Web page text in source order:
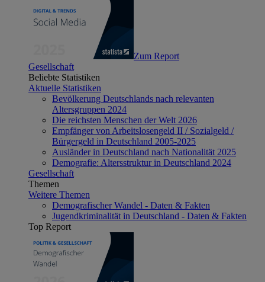
Zum Report
Gesellschaft
Beliebte Statistiken
Aktuelle Statistiken
Bevölkerung Deutschlands nach relevanten
Altersgruppen 2024
Die reichsten Menschen der Welt 2026
Empfänger von Arbeitslosengeld II / Sozialgeld /
Bürgergeld in Deutschland 2005-2025
Ausländer in Deutschland nach Nationalität 2025
Demografie: Altersstruktur in Deutschland 2024
Gesellschaft
Themen
Weitere Themen
Demografischer Wandel - Daten & Fakten
Jugendkriminalität in Deutschland - Daten & Fakten
Top Report